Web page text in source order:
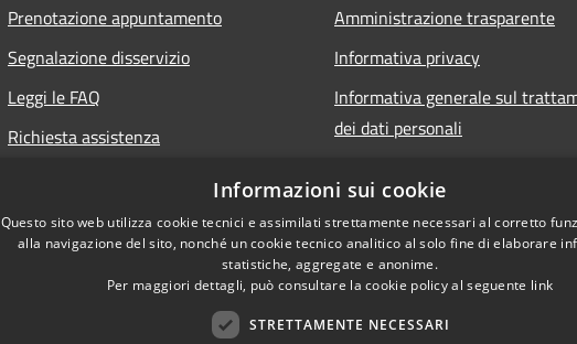
Prenotazione appuntamento
Segnalazione disservizio
Leggi le FAQ
Richiesta assistenza
Amministrazione trasparente
Informativa privacy
Informativa generale sul
dei dati personali
Informazioni sui cookie
Questo sito web utilizza cookie tecnici e assimilati strettamente necessari al corretto
alla navigazione del sito, nonché un cookie tecnico analitico al solo fine di elaborare
statistiche, aggregate e anonime.
Per maggiori dettagli, può consultare la cookie policy al seguente link
STRETTAMENTE NECESSARI